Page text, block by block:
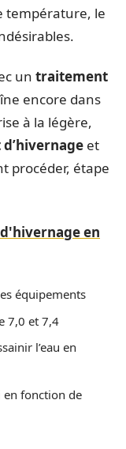
température, le
un traitement
encore dans
à la légère,
et
procéder, étape
en
équipements
7,0 et 7,4
l’eau en
en fonction de